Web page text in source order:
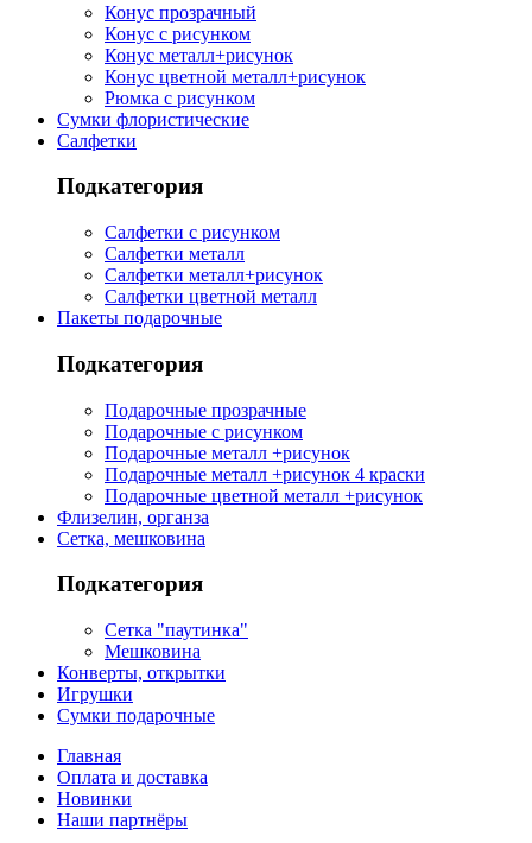
Конус прозрачный
Конус с рисунком
Конус металл+рисунок
Конус цветной металл+рисунок
Рюмка с рисунком
Сумки флористические
Салфетки
Подкатегория
Салфетки с рисунком
Салфетки металл
Салфетки металл+рисунок
Салфетки цветной металл
Пакеты подарочные
Подкатегория
Подарочные прозрачные
Подарочные с рисунком
Подарочные металл +рисунок
Подарочные металл +рисунок 4 краски
Подарочные цветной металл +рисунок
Флизелин, органза
Сетка, мешковина
Подкатегория
Сетка "паутинка"
Мешковина
Конверты, открытки
Игрушки
Сумки подарочные
Главная
Оплата и доставка
Новинки
Наши партнёры